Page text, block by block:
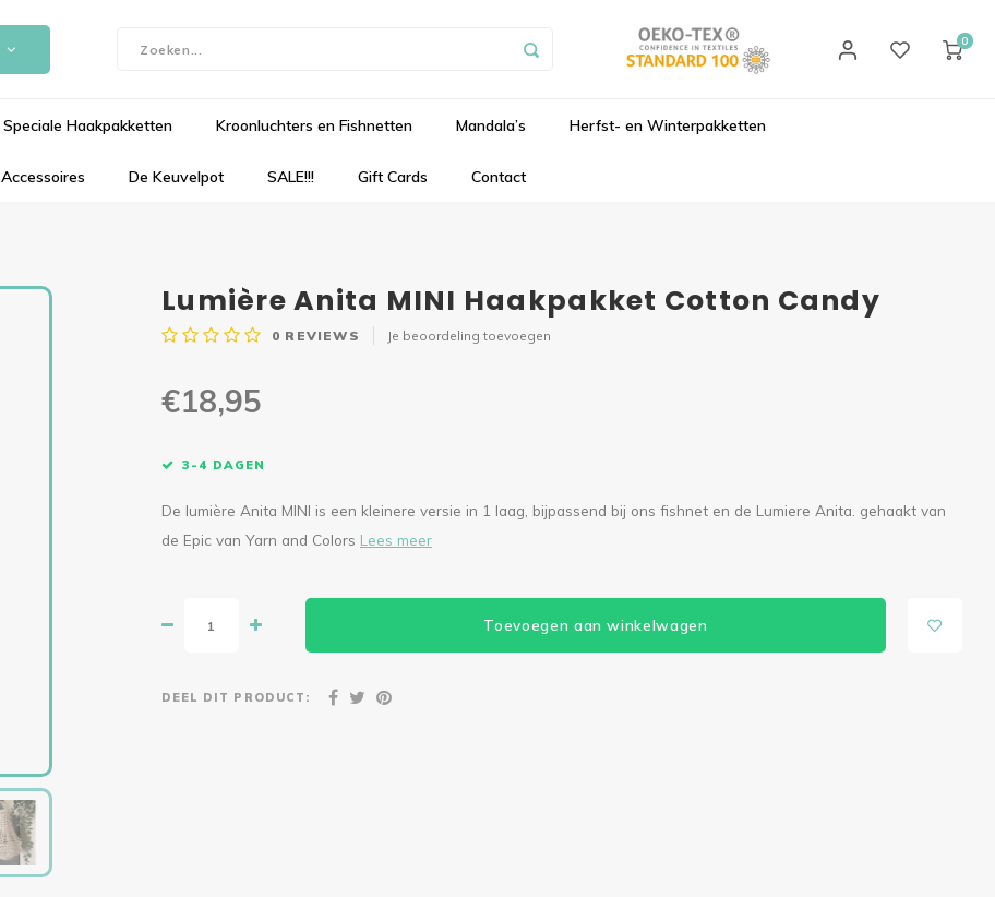
0
Speciale Haakpakketten Kroonluchters en Fishnetten Mandala’s Herfst- en Winterpakketten
Accessoires De Keuvelpot SALE!!! Gift Cards Contact
Lumière Anita MINI Haakpakket Cotton Candy
0 REVIEWS Je beoordeling toevoegen
€18,95
3-4 DAGEN
De lumière Anita MINI is een kleinere versie in 1 laag, bijpassend bij ons fishnet en de Lumiere Anita. gehaakt van
de Epic van Yarn and Colors Lees meer
Toevoegen aan winkelwagen
DEEL DIT PRODUCT: